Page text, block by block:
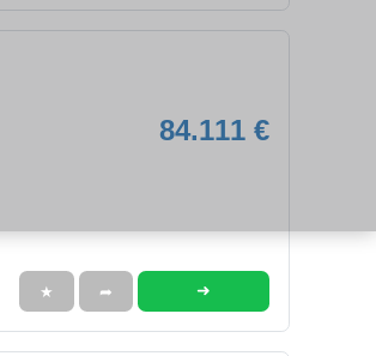
84.111 €
★ ➦ ➜